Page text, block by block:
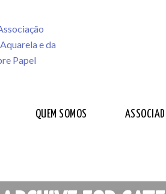
QUEM SOMOS